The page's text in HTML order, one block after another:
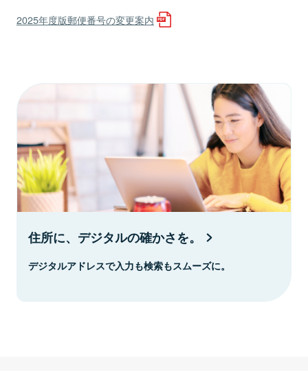
2025年度版郵便番号の変更案内
住所に、デジタルの確かさを。
デジタルアドレスで入力も検索もスムーズに。